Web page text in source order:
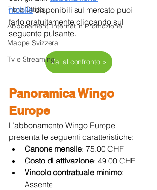
Fibra Ottica
Abbonamenti Internet in Promozione
Mappe Svizzera
Tv e Streaming
mobile disponibili sul mercato puoi
farlo gratuitamente cliccando sul
seguente pulsante.
Vai al confronto >
Panoramica Wingo
Europe
L’abbonamento Wingo Europe
presenta le seguenti caratteristiche:
Canone mensile: 75.00 CHF
Costo di attivazione: 49.00 CHF
Vincolo contrattuale minimo:
Assente